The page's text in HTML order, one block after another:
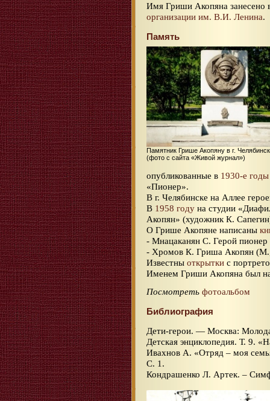
Имя Гриши Акопяна занесено
организации им. В.И. Ленина.
Память
Памятник Грише Акопяну в г.
(фото с сайта «Живой журнал»)
опубликованные в 1930-е годы
«Пионер».
В г. Челябинске на Аллее
В 1958 году на студии
Акопян» (художник К.
О Грише Акопяне написаны
- Мнацаканян С. Герой
- Хромов К. Гриша Акопян
Известны открытки с
Именем Гриши Акопяна был
Посмотреть фотоальбом
Библиография
Дети-герои. — Москва:
Детская энциклопедия. Т. 9.
Ивахнов А. «Отряд – моя
С. 1.
Кондрашенко Л. Артек. –